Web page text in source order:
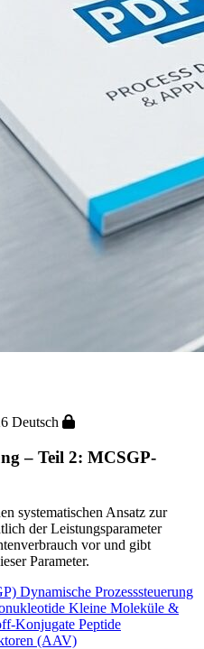
& AutomAb®)
Deutsch
– Teil 2: MCSGP-
systematischen Ansatz zur
der Leistungsparameter
vor und gibt
Parameter.
Dynamische Prozesssteuerung
Kleine Moleküle &
Konjugate Peptide
(AAV)